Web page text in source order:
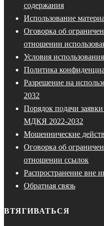
содержания
Использование
Оговорка об
отношении
Условия использования
Политика
Разрешение на
2032
Порядок подачи
МДКЯ 2022-2032
Мошеннические
Оговорка об
отношении ссылок
Распространение вне
Обратная связь
ВТЯГИВАТЬСЯ